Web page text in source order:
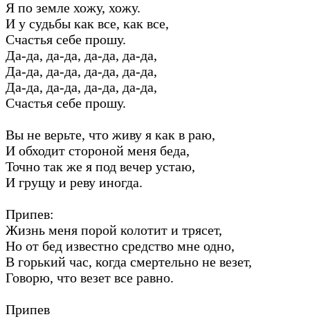
Я по земле хожу, хожу.
И у судьбы как все, как все,
Счастья себе прошу.
Да-да, да-да, да-да, да-да,
Да-да, да-да, да-да, да-да,
Да-да, да-да, да-да, да-да,
Счастья себе прошу.
Вы не верьте, что живу я как в раю,
И обходит стороной меня беда,
Точно так же я под вечер устаю,
И грущу и реву иногда.
Припев:
Жизнь меня порой колотит и трясет,
Hо от бед известно средство мне одно,
В горький час, когда смертельно не везет,
Говорю, что везет все равно.
Припев